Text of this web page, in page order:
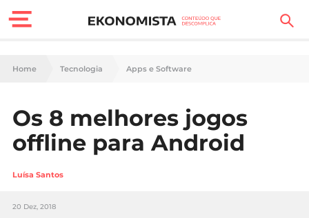
Finanças Pessoais
Carreira
Home Tecnologia Apps e Software
Os 8 melhores jogos
offline para Android
Luísa Santos
20 Dez, 2018